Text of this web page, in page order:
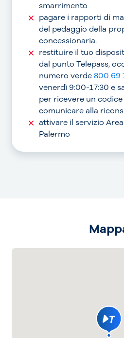
smarrimento
pagare i rapporti di
del pedaggio della
concessionaria.
restituire il tuo
dal punto Telepass,
numero verde800 69
venerdì 9:00-17:30 e
per ricevere un codice
comunicare alla
attivare il servizio
Palermo